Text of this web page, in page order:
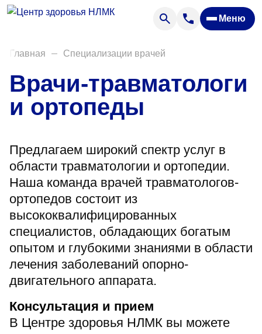
Меню
Анализы
Акции
Пациентам
Вакансии
Отзывы
Закупки
Вопрос — ответ
Направления деятельности
Новости
Прейскурант цен
Контакты
Главная Специализации врачей
Врачи-травматологи
и ортопеды
Предлагаем широкий спектр услуг в
области травматологии и ортопедии.
Наша команда врачей травматологов-
ортопедов состоит из
высококвалифицированных
специалистов, обладающих богатым
опытом и глубокими знаниями в области
лечения заболеваний опорно-
двигательного аппарата.
Консультация и прием
В Центре здоровья НЛМК вы можете